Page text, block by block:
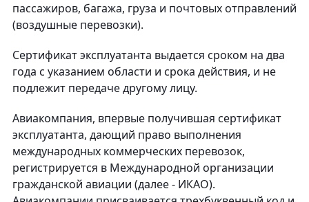
пассажиров, багажа, груза и почтовых отправлений
(воздушные перевозки).
Сертификат эксплуатанта выдается сроком на два
года с указанием области и срока действия, и не
подлежит передаче другому лицу.
Авиакомпания, впервые получившая сертификат
эксплуатанта, дающий право выполнения
международных коммерческих перевозок,
регистрируется в Международной организации
гражданской авиации (далее - ИКАО).